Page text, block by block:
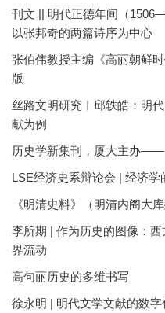
刊文 || 明代正德年间（
以张邦奇的两篇诗序为中心
张伯伟教授主编《高丽朝鲜
版
丝路文明研究︱邱轶皓：明
献为例
历史学新集刊，厦大主办——
LSE经济史系辩论会 | 经济
《明清史料》（明清内阁大库
李所期 | 作为历史的图像：
界流动
高句丽历史的多维书写
徐永明 | 明代文学文献的数